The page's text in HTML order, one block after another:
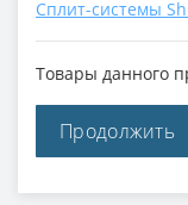
Сплит-системы
Товары данного
Продолжить